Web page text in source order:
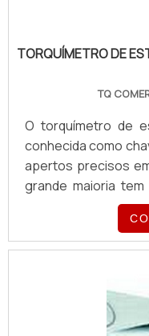
TORQUÍMETRO DE
TQ
O torquímetro de
conhecida como
apertos precisos
grande maioria
quadrado em sua
várias medidas de
chegam no torque
mecânicas,
veículos,
máquinas e